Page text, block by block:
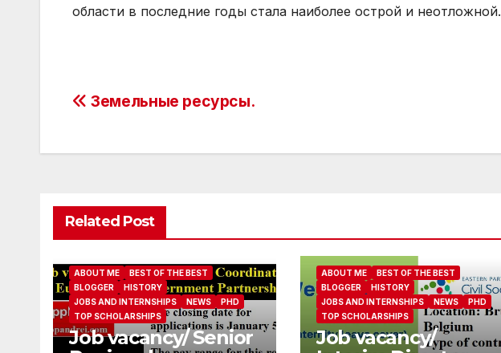
области в последние годы стала наиболее острой и неотложной.
Post
Земельные ресурсы.
Related Post
ABOUT ME
BEST OF THE BEST
BLOGGER
HISTORY
JOBS AND INTERNSHIPS
NEWS
PHD
TOP SCHOLARSHIPS
Job vacancy/ Senior
ABOUT ME
BEST OF THE BEST
BLOGGER
HISTORY
JOBS AND INTERNSHIPS
NEWS
PHD
TOP SCHOLARSHIPS
Job vacancy/